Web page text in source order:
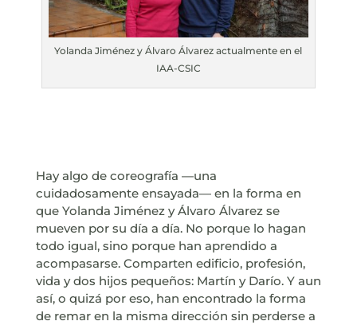
Yolanda Jiménez y Álvaro Álvarez actualmente en el
IAA-CSIC
Hay algo de coreografía —una
cuidadosamente ensayada— en la forma en
que Yolanda Jiménez y Álvaro Álvarez se
mueven por su día a día. No porque lo hagan
todo igual, sino porque han aprendido a
acompasarse. Comparten edificio, profesión,
vida y dos hijos pequeños: Martín y Darío. Y aun
así, o quizá por eso, han encontrado la forma
de remar en la misma dirección sin perderse a